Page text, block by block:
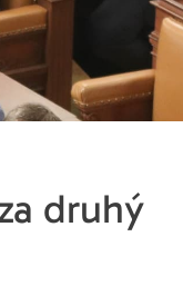
druhý